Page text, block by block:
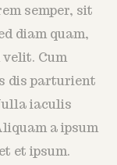
semper, sit
diam quam,
Cum
dis parturient
iaculis
a ipsum
et ipsum.